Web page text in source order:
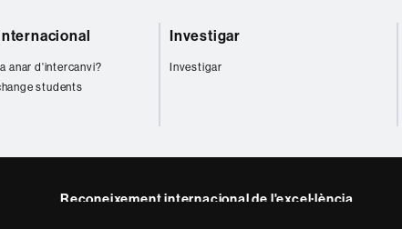
anar d'intercanvi?
students
Investigar
Investigar
Reconeixement internacional de l'excel·lència